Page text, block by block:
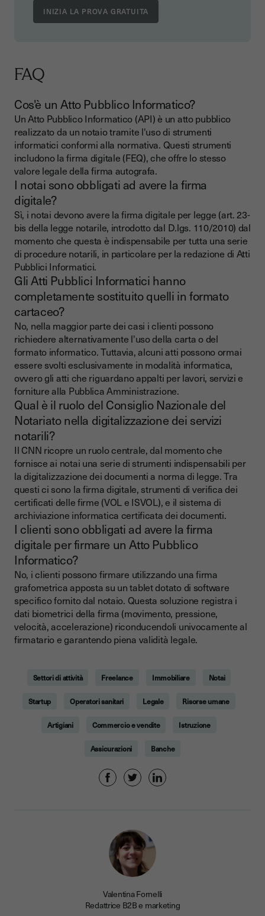
FAQ
Cos'è un Atto Pubblico Informatico?
Un Atto Pubblico Informatico (API) è un atto pubblico
realizzato da un notaio tramite l'uso di strumenti
informatici conformi alla normativa. Questi strumenti
includono la firma digitale (FEQ), che offre lo stesso
valore legale della firma autografa.
I notai sono obbligati ad avere la firma
digitale?
Sì, i notai devono avere la firma digitale per legge (art. 23-
bis della legge notarile, introdotto dal D.lgs. 110/2010) dal
momento che questa è indispensabile per tutta una serie
di procedure notarili, in particolare per la redazione di Atti
Pubblici Informatici.
Gli Atti Pubblici Informatici hanno
completamente sostituito quelli in formato
cartaceo?
No, nella maggior parte dei casi i clienti possono
richiedere alternativamente l'uso della carta o del
formato informatico. Tuttavia, alcuni atti possono ormai
essere svolti esclusivamente in modalità informatica,
ovvero gli atti che riguardano appalti per lavori, servizi e
forniture alla Pubblica Amministrazione.
Qual è il ruolo del Consiglio Nazionale del
Notariato nella digitalizzazione dei servizi
notarili?
Il CNN ricopre un ruolo centrale, dal momento che
fornisce ai notai una serie di strumenti indispensabili per
la digitalizzazione dei documenti a norma di legge. Tra
questi ci sono la firma digitale, strumenti di verifica dei
certificati delle firme (VOL e ISVOL), e il sistema di
archiviazione informatica certificata dei documenti.
I clienti sono obbligati ad avere la firma
digitale per firmare un Atto Pubblico
Informatico?
No, i clienti possono firmare utilizzando una firma
grafometrica apposta su un tablet dotato di software
specifico fornito dal notaio. Questa soluzione registra i
dati biometrici della firma (movimento, pressione,
velocità, accelerazione) riconducendoli univocamente al
firmatario e garantendo piena validità legale.
Settori di attività Freelance Immobiliare Notai
Startup Operatori sanitari Legale Risorse umane
Artigiani Commercio e vendite Istruzione
Assicurazioni Banche
Valentina Fornelli
Redattrice B2B e marketing